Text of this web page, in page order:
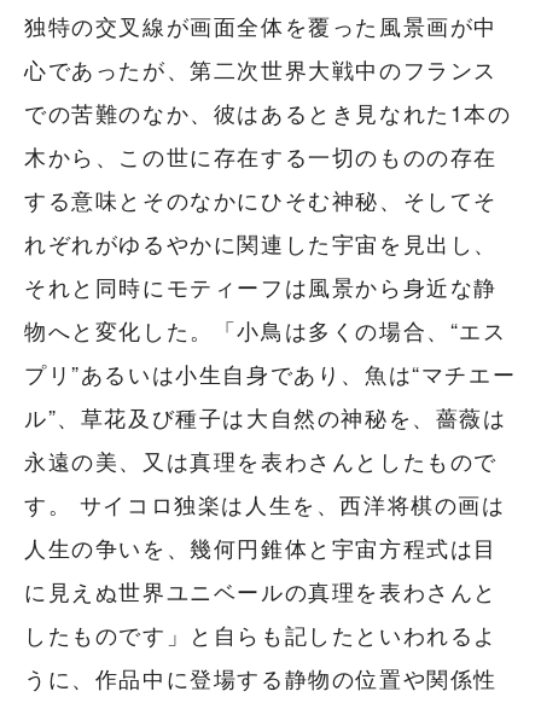
独特の交叉線が画面全体を覆った風景画が中
心であったが、第二次世界大戦中のフランス
での苦難のなか、彼はあるとき見なれた1本の
木から、この世に存在する一切のものの存在
する意味とそのなかにひそむ神秘、そしてそ
れぞれがゆるやかに関連した宇宙を見出し、
それと同時にモティーフは風景から身近な静
物へと変化した。「小鳥は多くの場合、“エス
プリ”あるいは小生自身であり、魚は“マチエー
ル”、草花及び種子は大自然の神秘を、薔薇は
永遠の美、又は真理を表わさんとしたもので
す。 サイコロ独楽は人生を、西洋将棋の画は
人生の争いを、幾何円錐体と宇宙方程式は目
に見えぬ世界ユニベールの真理を表わさんと
したものです」と自らも記したといわれるよ
うに、作品中に登場する静物の位置や関係性